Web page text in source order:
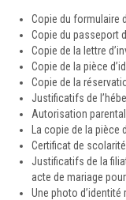
Copie du formulaire
Copie du passeport
Copie de la lettre
Copie de la pièce
Copie de la
Justificatifs de
Autorisation
La copie de la pièce
Certificat de
Justificatifs de la
acte de mariage
Une photo